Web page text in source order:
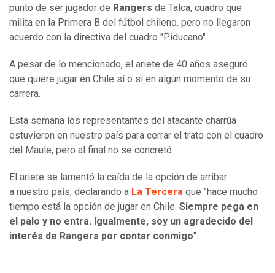
punto de ser jugador de Rangers de Talca, cuadro que
milita en la Primera B del fútbol chileno, pero no llegaron
acuerdo con la directiva del cuadro "Piducano".
A pesar de lo mencionado, el ariete de 40 años aseguró
que quiere jugar en Chile sí o sí en algún momento de su
carrera.
Esta semana los representantes del atacante charrúa
estuvieron en nuestro país para cerrar el trato con el cuadro
del Maule, pero al final no se concretó.
El ariete se lamentó la caída de la opción de arribar
a nuestro país, declarando a La Tercera que "hace mucho
tiempo está la opción de jugar en Chile. Siempre pega en
el palo y no entra. Igualmente, soy un agradecido del
interés de Rangers por contar conmigo".